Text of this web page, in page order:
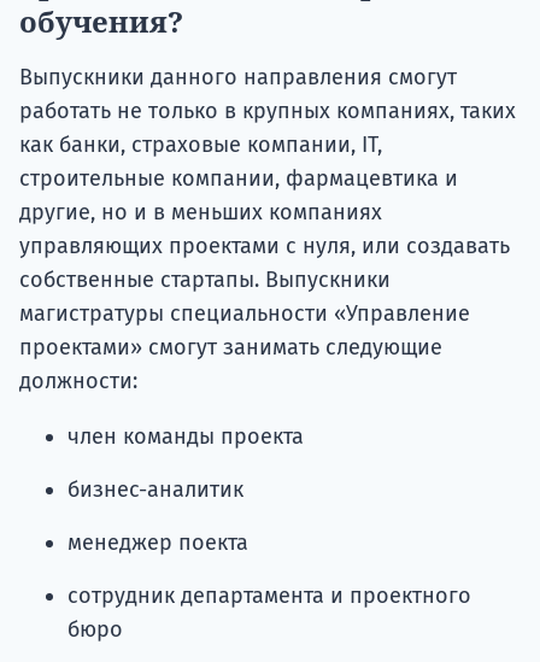
обучения?
Выпускники данного направления смогут
работать не только в крупных компаниях, таких
как банки, страховые компании, IТ,
строительные компании, фармацевтика и
другие, но и в меньших компаниях
управляющих проектами с нуля, или создавать
собственные стартапы. Выпускники
магистратуры специальности «Управление
проектами» смогут занимать следующие
должности:
член команды проекта
бизнес-аналитик
менеджер поекта
сотрудник департамента и проектного
бюро